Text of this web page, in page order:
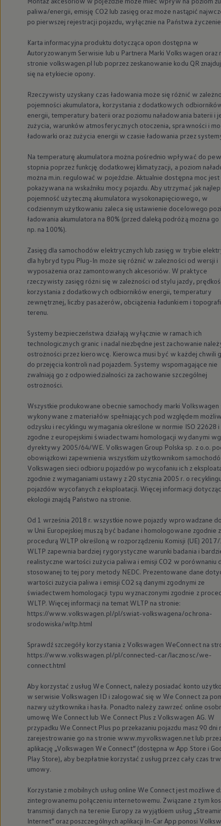
Starsze modele i generacje – archiwum oraz
Certyfikaty
Wszystkie usługi
Dla przyszłych użytkowników Volkswagena
Dla obecnych użytkowników Volkswagena
Sezonowe usługi serwisowe
Korzyści autoryzowanego serwisowania
Świat Volkswagena
Volkswagen Magazine
Lifestyle
Eksploatacja
Samochody hybrydowe
SUV-y
Rozwój
Technologia
Nowy samochód krok po kroku – poradnik
Samochody ekonomiczne i ekologiczne
Technologie i bezpieczeństwo
Odwiedź Volkswagen Home
Warto wybrać Volkswagena
Infolinia Volkswagen
Podcast Elektrycznie Tematyczni
Umów się na Serwis
Społeczność Volkswagena
Znajdź Dealera
Zapisz się na jazdę próbną
paliwa/energii, emisję CO2 lub zasięg oraz może nastąpić
po pierwszej rejestracji pojazdu, wyłącznie na Państwa
Karta informacyjna produktu dotycząca opon dostępna w
Autoryzowanym Serwisie lub u Partnera Marki Volkswagen oraz
stronie volkswagen.pl lub poprzez zeskanowanie kodu QR
się na etykiecie opony.
Rzeczywisty uzyskany czas ładowania może się różnić w
pojemności akumulatora, korzystania z dodatkowych
energii, temperatury baterii oraz poziomu naładowania baterii i
zużycia, warunków atmosferycznych otoczenia, sprawności i
ładowarki oraz zużycia energii w czasie ładowania przez
Na temperaturę akumulatora można pośrednio wpływać do
stopnia poprzez funkcję dodatkowej klimatyzacji, a poziom
można m.in. regulować w pojeździe. Aktualnie dostępna moc jest
pokazywana na wskaźniku mocy pojazdu. Aby utrzymać jak
pojemność użyteczną akumulatora wysokonapięciowego, w
codziennym użytkowaniu zaleca się ustawienie docelowego
ładowania akumulatora na 80% (przed daleką podróżą można go
np. na 100%).
Zasięg dla samochodów elektrycznych lub zasięg w trybie
dla hybryd typu Plug-In może się różnić w zależności od wersji i
wyposażenia oraz zamontowanych akcesoriów. W praktyce
rzeczywisty zasięg różni się w zależności od stylu jazdy,
korzystania z dodatkowych odbiorników energii, temperatury
zewnętrznej, liczby pasażerów, obciążenia ładunkiem i
terenu.
Systemy bezpieczeństwa działają wyłącznie w ramach ich
technologicznych granic i nadal niezbędne jest zachowanie
ostrożności przez kierowcę. Kierowca musi być w każdej chwili
do przejęcia kontroli nad pojazdem. Systemy wspomagające nie
zwalniają go z odpowiedzialności za zachowanie szczególnej
ostrożności.
Wszystkie produkowane obecnie samochody marki Volkswagen
wykonywane z materiałów spełniających pod względem
odzysku i recyklingu wymagania określone w normie ISO 22628 i
zgodne z europejskimi świadectwami homologacji wydanymi wg
dyrektywy 2005/64/WE. Volkswagen Group Polska sp. z o.o.
obowiązkowi zapewnienia wszystkim użytkownikom
Volkswagen sieci odbioru pojazdów po wycofaniu ich z
zgodnie z wymaganiami ustawy z 20 stycznia 2005 r. o
pojazdów wycofanych z eksploatacji. Więcej informacji
ekologii znajdą Państwo na stronie.
Od 1 września 2018 r. wszystkie nowe pojazdy wprowadzane
w Unii Europejskiej muszą być badane i homologowane zgodnie z
procedurą WLTP określoną w rozporządzeniu Komisji (UE)
WLTP zapewnia bardziej rygorystyczne warunki badania i
realistyczne wartości zużycia paliwa i emisji CO2 w porównaniu
stosowanej to tej pory metody NEDC. Prezentowane dane
wartości zużycia paliwa i emisji CO2 są danymi zgodnymi ze
świadectwem homologacji typu wyznaczonymi zgodnie z
WLTP. Więcej informacji na temat WLTP na stronie:
https://www.volkswagen.pl/pl/swiat-volkswagena/ochrona-
srodowiska/wltp.html
Sprawdź szczegóły korzystania z Volkswagen WeConnect na
https://www.volkswagen.pl/pl/connected-car/lacznosc/we-
connect.html
Aby korzystać z usług We Connect, należy posiadać konto
w serwisie Volkswagen ID i zalogować się w We Connect za
nazwy użytkownika i hasła. Ponadto należy zawrzeć online
umowę We Connect lub We Connect Plus z Volkswagen AG. W
przypadku We Connect Plus po przekazaniu pojazdu masz 90 dni
zarejestrowanie go na stronie www.myvolkswagen.net lub
aplikację „Volkswagen We Connect” (dostępna w App Store i
Play Store), aby bezpłatnie korzystać z usług przez cały czas
umowy.
Korzystanie z mobilnych usług online We Connect jest możliwe
zintegrowanemu połączeniu internetowemu. Związane z tym
transmisji danych na terenie Europy za wyjątkiem usług
Internet” oraz poszczególnych aplikacji In-Car App ponosi